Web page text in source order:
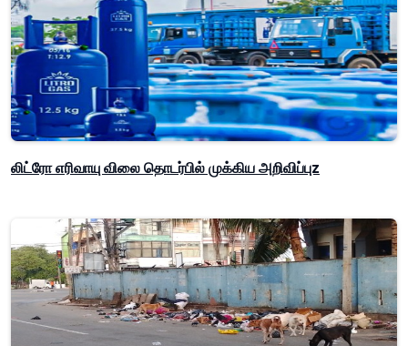
லிட்ரோ எரிவாயு விலை தொடர்பில் முக்கிய அறிவிப்புz